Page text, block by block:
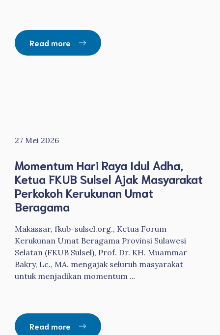
Read more
27 Mei 2026
Momentum Hari Raya Idul Adha,
Ketua FKUB Sulsel Ajak Masyarakat
Perkokoh Kerukunan Umat
Beragama
Makassar, fkub-sulsel.org., Ketua Forum
Kerukunan Umat Beragama Provinsi Sulawesi
Selatan (FKUB Sulsel), Prof. Dr. KH. Muammar
Bakry, Lc., MA. mengajak seluruh masyarakat
untuk menjadikan momentum ...
Read more